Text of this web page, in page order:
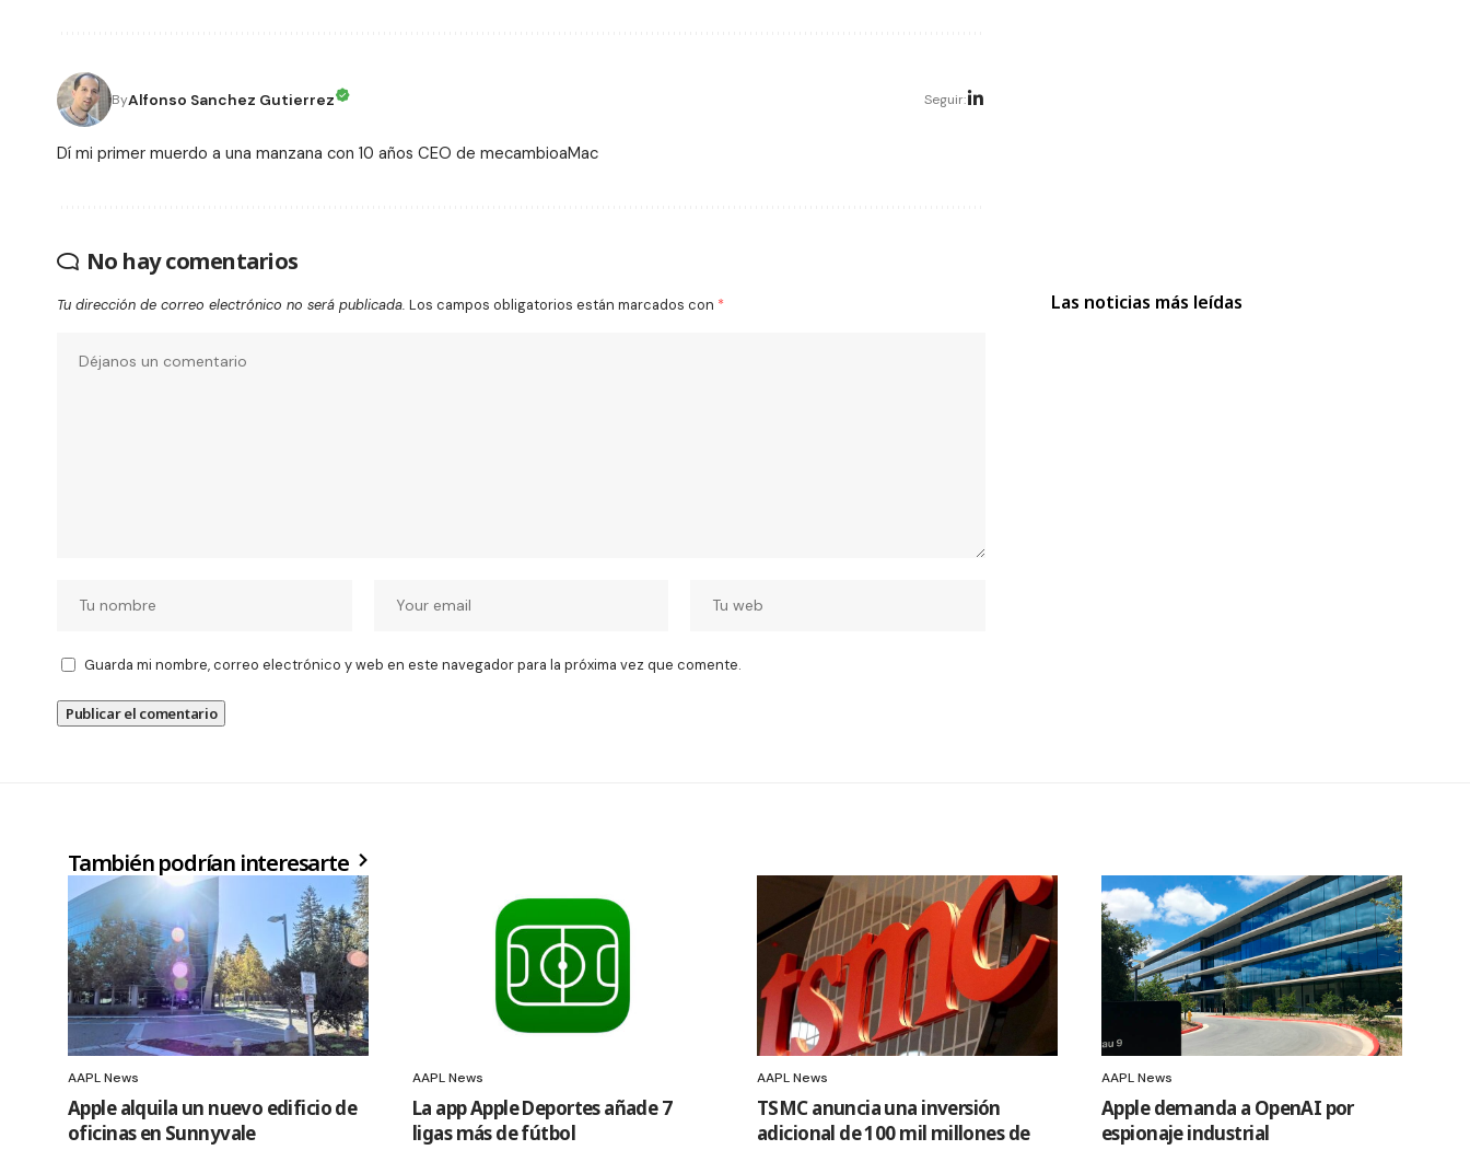
ByAlfonso Sanchez Gutierrez Seguir:
Dí mi primer muerdo a una manzana con 10 años CEO de mecambioaMac
No hay comentarios
Tu dirección de correo electrónico no será publicada. Los campos obligatorios están marcados con *
Guarda mi nombre, correo electrónico y web en este navegador para la próxima vez que comente.
Las noticias más leídas
También podrían interesarte
AAPL News
Apple alquila un nuevo edificio de
oficinas en Sunnyvale
AAPL News
La app Apple Deportes añade 7
ligas más de fútbol
AAPL News
TSMC anuncia una inversión
adicional de 100 mil millones de
AAPL News
Apple demanda a OpenAI por
espionaje industrial